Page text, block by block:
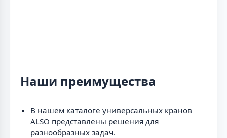
Наши преимущества
В нашем каталоге универсальных кранов
ALSO представлены решения для
разнообразных задач.